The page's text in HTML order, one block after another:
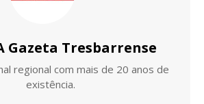
Gazeta Tresbarrense
regional com mais de 20 anos de
existência.